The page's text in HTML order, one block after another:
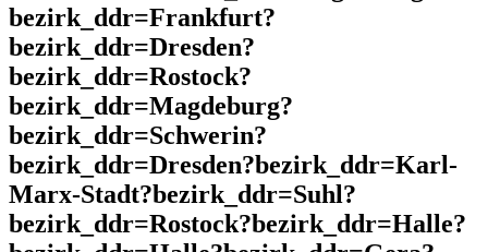
bezirk_ddr=Frankfurt?
bezirk_ddr=Dresden?
bezirk_ddr=Rostock?
bezirk_ddr=Magdeburg?
bezirk_ddr=Schwerin?
bezirk_ddr=Dresden?bezirk_ddr=Karl-
Marx-Stadt?bezirk_ddr=Suhl?
bezirk_ddr=Rostock?bezirk_ddr=Halle?